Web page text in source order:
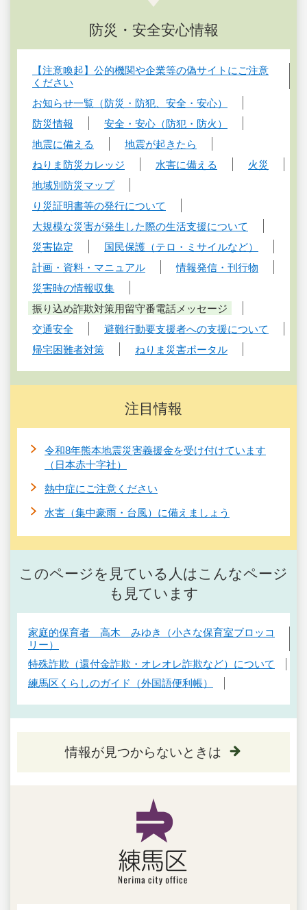
防災・安全安心情報
【注意喚起】公的機関や企業等の偽サイトにご注意
ください
お知らせ一覧（防災・防犯、安全・安心）
防災情報
安全・安心（防犯・防火）
地震に備える
地震が起きたら
ねりま防災カレッジ
水害に備える
火災
地域別防災マップ
り災証明書等の発行について
大規模な災害が発生した際の生活支援について
災害協定
国民保護（テロ・ミサイルなど）
計画・資料・マニュアル
情報発信・刊行物
災害時の情報収集
振り込め詐欺対策用留守番電話メッセージ
交通安全
避難行動要支援者への支援について
帰宅困難者対策
ねりま災害ポータル
注目情報
令和8年熊本地震災害義援金を受け付けています
（日本赤十字社）
熱中症にご注意ください
水害（集中豪雨・台風）に備えましょう
このページを見ている人はこんなページ
も見ています
家庭的保育者 高木 みゆき（小さな保育室ブロッコ
リー）
特殊詐欺（還付金詐欺・オレオレ詐欺など）について
練馬区くらしのガイド（外国語便利帳）
情報が見つからないときは